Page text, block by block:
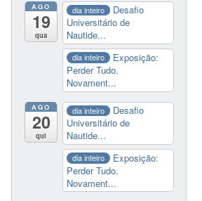
AGO
19
qua
dia inteiro
Desafio
Universitário de
Nautide...
dia inteiro
Exposição:
Perder Tudo.
Novament...
AGO
20
qui
dia inteiro
Desafio
Universitário de
Nautide...
dia inteiro
Exposição:
Perder Tudo.
Novament...